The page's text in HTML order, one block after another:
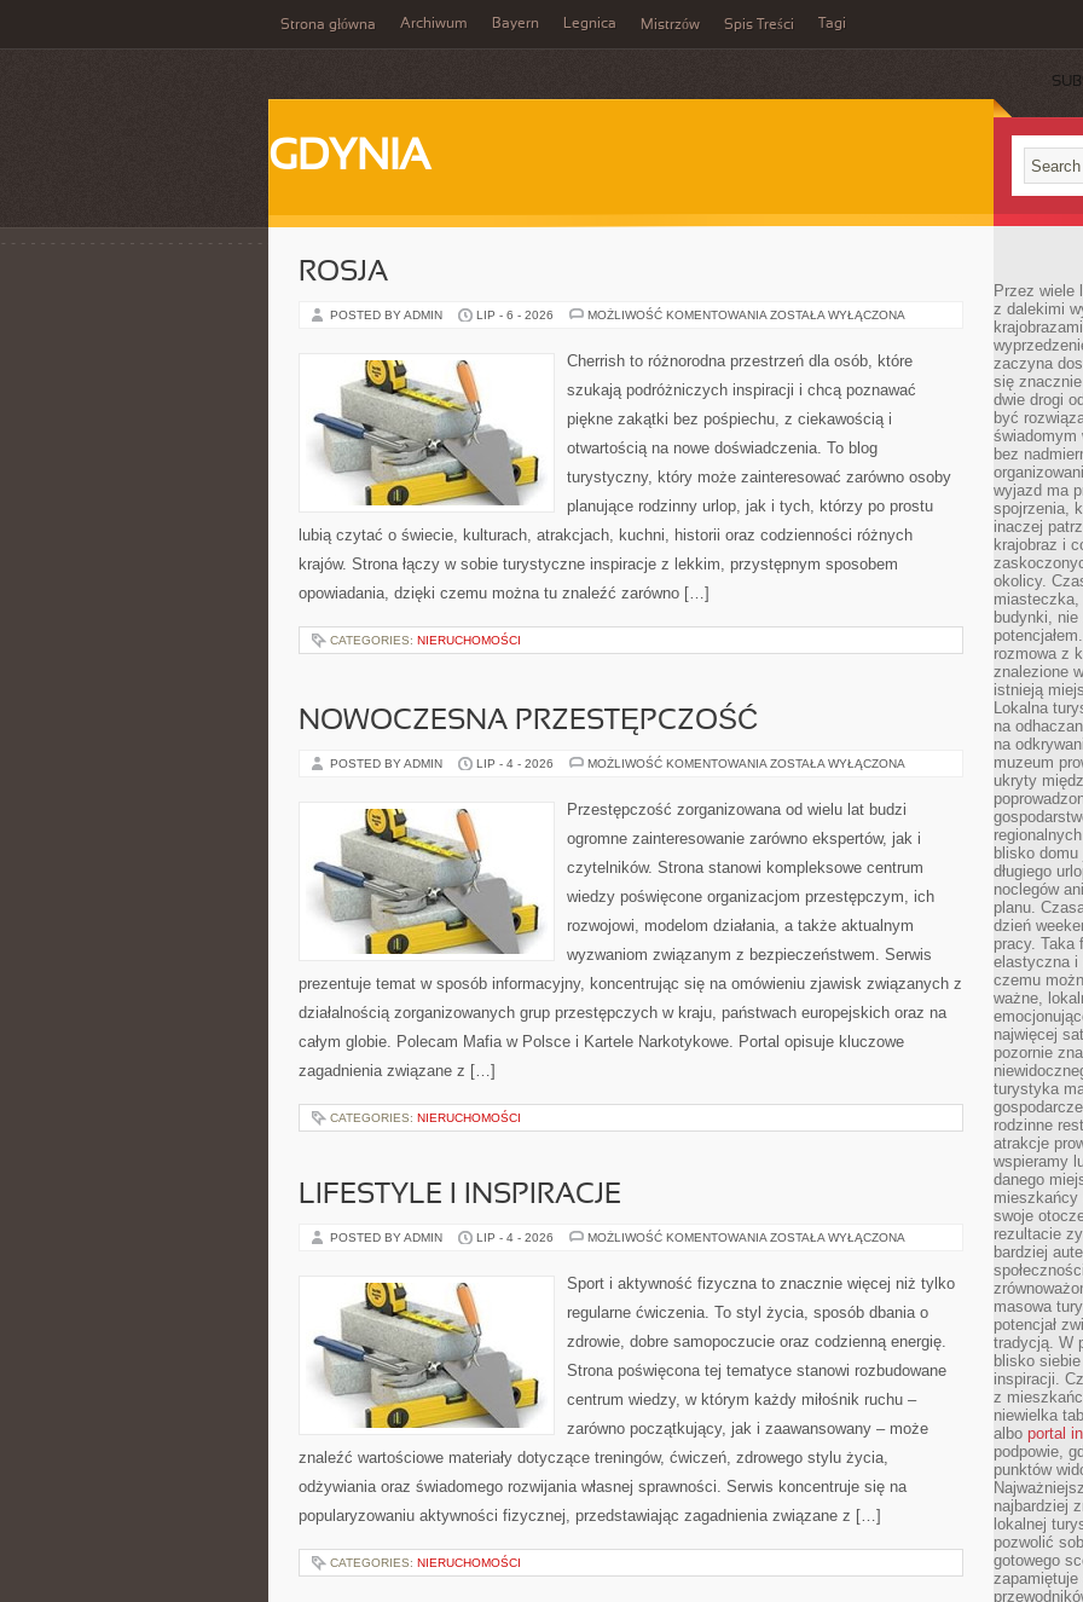
Strona główna Archiwum Bayern Legnica Mistrzów Spis Treści Tagi
GDYNIA
ROSJA
POSTED BY ADMIN LIP - 6 - 2026 MOŻLIWOŚĆ KOMENTOWANIA ROSJA
ZOSTAŁA WYŁĄCZONA
Cherrish to różnorodna przestrzeń dla osób, które
szukają podróżniczych inspiracji i chcą poznawać
piękne zakątki bez pośpiechu, z ciekawością i
otwartością na nowe doświadczenia. To blog
turystyczny, który może zainteresować zarówno osoby
planujące rodzinny urlop, jak i tych, którzy po prostu
lubią czytać o świecie, kulturach, atrakcjach, kuchni, historii oraz codzienności różnych
krajów. Strona łączy w sobie turystyczne inspiracje z lekkim, przystępnym sposobem
opowiadania, dzięki czemu można tu znaleźć zarówno […]
CATEGORIES: NIERUCHOMOŚCI
NOWOCZESNA PRZESTĘPCZOŚĆ
POSTED BY ADMIN LIP - 4 - 2026 MOŻLIWOŚĆ KOMENTOWANIA NOWOCZESNA
ZOSTAŁA WYŁĄCZONA
Przestępczość zorganizowana od wielu lat budzi
ogromne zainteresowanie zarówno ekspertów, jak i
czytelników. Strona stanowi kompleksowe centrum
wiedzy poświęcone organizacjom przestępczym, ich
rozwojowi, modelom działania, a także aktualnym
wyzwaniom związanym z bezpieczeństwem. Serwis
prezentuje temat w sposób informacyjny, koncentrując się na omówieniu zjawisk związanych z
działalnością zorganizowanych grup przestępczych w kraju, państwach europejskich oraz na
całym globie. Polecam Mafia w Polsce i Kartele Narkotykowe. Portal opisuje kluczowe
zagadnienia związane z […]
CATEGORIES: NIERUCHOMOŚCI
LIFESTYLE I INSPIRACJE
POSTED BY ADMIN LIP - 4 - 2026 MOŻLIWOŚĆ KOMENTOWANIA LIFESTYLE
ZOSTAŁA WYŁĄCZONA
Sport i aktywność fizyczna to znacznie więcej niż tylko
regularne ćwiczenia. To styl życia, sposób dbania o
zdrowie, dobre samopoczucie oraz codzienną energię.
Strona poświęcona tej tematyce stanowi rozbudowane
centrum wiedzy, w którym każdy miłośnik ruchu –
zarówno początkujący, jak i zaawansowany – może
znaleźć wartościowe materiały dotyczące treningów, ćwiczeń, zdrowego stylu życia,
odżywiania oraz świadomego rozwijania własnej sprawności. Serwis koncentruje się na
popularyzowaniu aktywności fizycznej, przedstawiając zagadnienia związane z […]
CATEGORIES: NIERUCHOMOŚCI
Przez wiele
z dalekimi
zaczyna
się
dwie drogi
być
świadomym
bez
wyjazd ma
spojrzenia,
inaczej
krajobraz i
okolicy.
budynki,
rozmowa z
znalezione
istnieją
Lokalna
na
na
muzeum
ukryty
blisko
długiego
noclegów
planu.
dzień
pracy. Taka
elastyczna i
czemu
ważne,
najwięcej
pozornie
turystyka
rodzinne
atrakcje
wspieramy
danego
mieszkańcy
swoje
rezultacie
bardziej
masowa
potencjał
tradycją. W
blisko
inspiracji.
z
niewielka
albo portal
podpowie,
punktów
najbardziej
lokalnej
pozwolić
gotowego